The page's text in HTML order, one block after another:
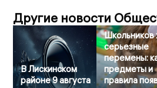
Другие новости
В Лискинском
районе 9 августа
Школьников
серьезные
перемены:
предметы и
правила